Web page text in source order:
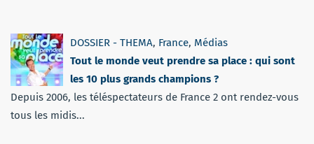
DOSSIER - THEMA, France, Médias
Tout le monde veut prendre sa place : qui sont
les 10 plus grands champions ?
Depuis 2006, les téléspectateurs de France 2 ont rendez-vous
tous les midis...